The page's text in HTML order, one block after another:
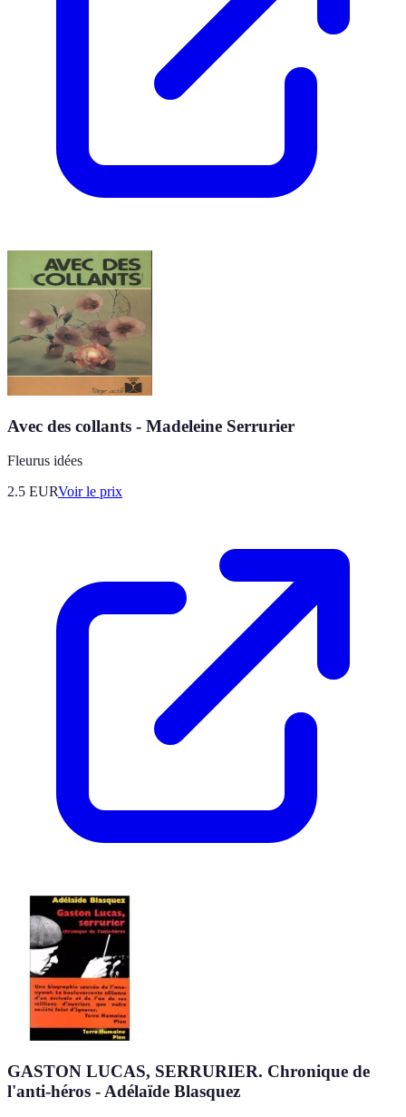
Avec des collants - Madeleine Serrurier
Fleurus idées
2.5 EURVoir le prix
GASTON LUCAS, SERRURIER. Chronique de
l'anti-héros - Adélaïde Blasquez